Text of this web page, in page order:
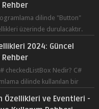
Rehber
dilinde "Button"
üzerinde durulacaktır.
2024: Güncel
Rehber
checkedListBox Nedir? C#
dilinde kullanılan bir
Özellikleri ve Eventleri -